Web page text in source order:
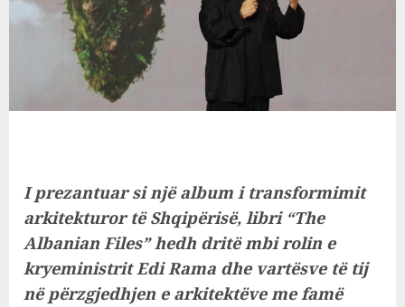
I prezantuar si një album i transformimit
arkitekturor të Shqipërisë, libri “The
Albanian Files” hedh dritë mbi rolin e
kryeministrit Edi Rama dhe vartësve të tij
në përzgjedhjen e arkitektëve me famë